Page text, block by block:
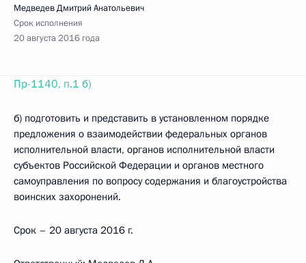
Медведев Дмитрий Анатольевич
Срок исполнения
20 августа 2016 года
Пр-1140, п.1 б)
б) подготовить и представить в установленном порядке
предложения о взаимодействии федеральных органов
исполнительной власти, органов исполнительной власти
субъектов Российской Федерации и органов местного
самоуправления по вопросу содержания и благоустройства
воинских захоронений.
Срок – 20 августа 2016 г.